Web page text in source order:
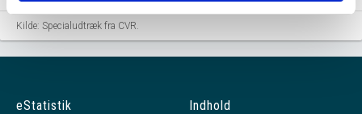
Kilde: Specialudtræk fra CVR.
eStatistik Indhold